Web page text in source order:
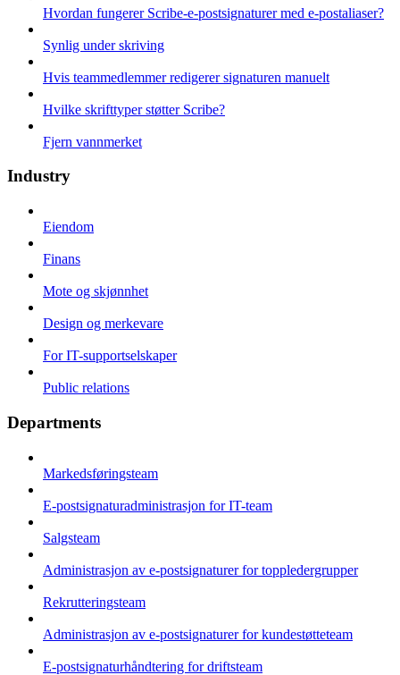
Hvordan fungerer Scribe-e-postsignaturer med e-postaliaser?
Synlig under skriving
Hvis teammedlemmer redigerer signaturen manuelt
Hvilke skrifttyper støtter Scribe?
Fjern vannmerket
Industry
Eiendom
Finans
Mote og skjønnhet
Design og merkevare
For IT-supportselskaper
Public relations
Departments
Markedsføringsteam
E-postsignaturadministrasjon for IT-team
Salgsteam
Administrasjon av e-postsignaturer for toppledergrupper
Rekrutteringsteam
Administrasjon av e-postsignaturer for kundestøtteteam
E-postsignaturhåndtering for driftsteam